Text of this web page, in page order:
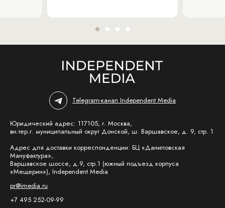
Telegram-канал Independent Media
Юридический адрес: 117105, г. Москва,
вн.тер.г. муниципальный округ Донской, ш. Варшавское, д. 9, стр. 1
Адрес для доставки корреспонденции: БЦ «Даниловская
Мануфактура»,
Варшавское шоссе, д.9, стр.1 (южный подъезд корпуса
«Мещерин»), Independent Media
pr@imedia.ru
+7 495 252-09-99